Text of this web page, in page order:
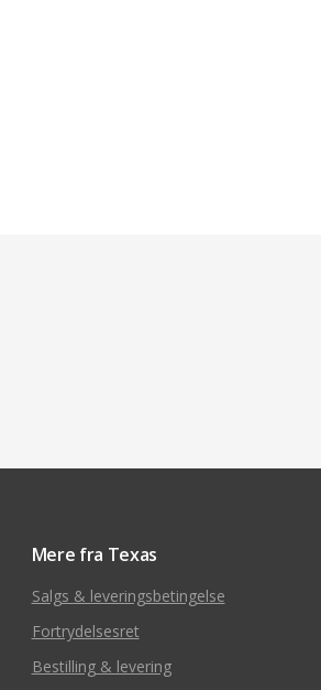
Mere fra Texas
Salgs & leveringsbetingelse
Fortrydelsesret
Bestilling & levering